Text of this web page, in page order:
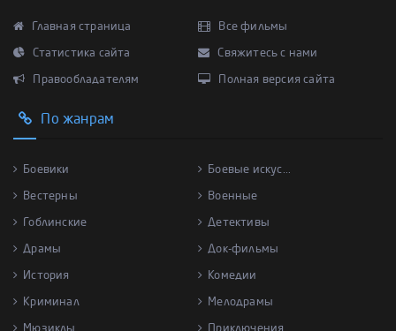
Главная страница Все фильмы
Статистика сайта Свяжитесь с нами
Правообладателям Полная версия сайта
По жанрам
Боевики Боевые искус...
Вестерны Военные
Гоблинские Детективы
Драмы Док-фильмы
История Комедии
Криминал Мелодрамы